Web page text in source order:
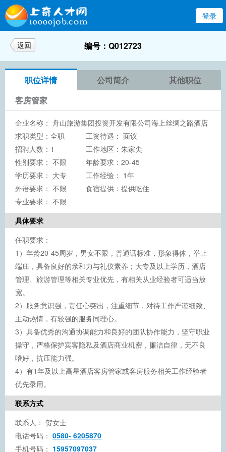
登录
返回 编号：Q012723
职位详情 公司简介
其他职位
客房管家
企业名称： 舟山旅游集团投资开发有限公司海上丝绸之路酒店
求职类型：全职
工资待遇： 面议
招聘人数：1
工作地区：朱家尖
性别要求： 不限
年龄要求：20-45
学历要求： 大专
工作经验： 1年
外语要求： 不限
食宿提供：提供吃住
专业要求： 不限
具体要求
任职要求：
1）年龄20-45周岁，男女不限，普通话标准，形象得体，举止
端庄，具备良好的亲和力与礼仪素养；大专及以上学历，酒店
管理、旅游管理等相关专业优先，有相关从业经验者可适当放
宽。
2）服务意识强，责任心突出，注重细节，对待工作严谨细致、
主动热情，有较强的服务同理心。
3）具备优秀的沟通协调能力和良好的团队协作能力，坚守职业
操守，严格保护宾客隐私及酒店商业机密，廉洁自律，无不良
嗜好，抗压能力强。
4）有1年及以上高星酒店客房管家或客房服务相关工作经验者
优先录用。
联系方式
联系人： 贺女士
电话号码： 0580- 6205870
手机号码： 15957097037